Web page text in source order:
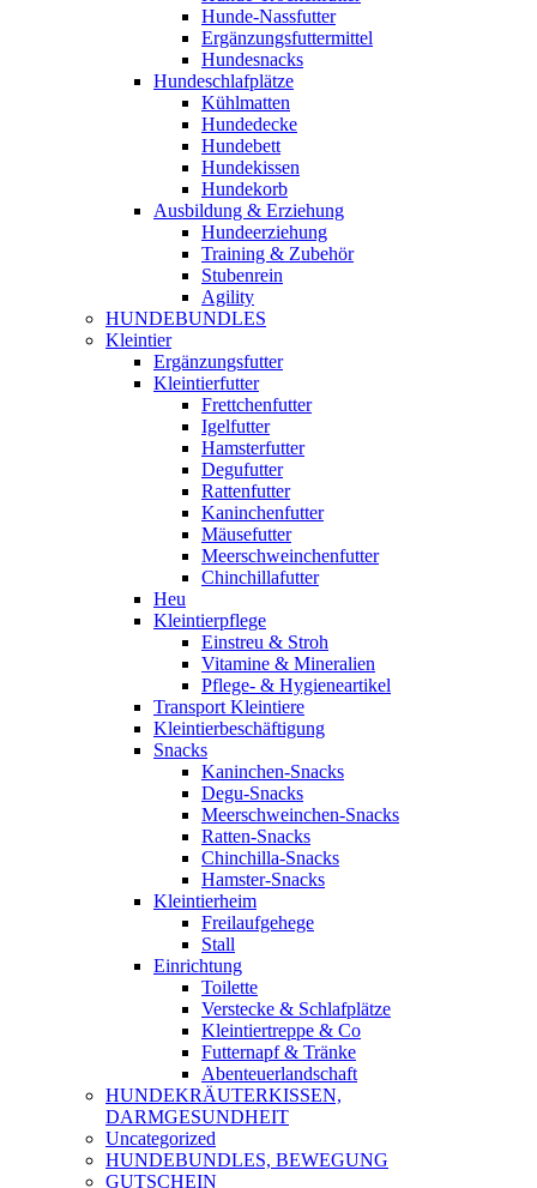
Hunde-Nassfutter
Ergänzungsfuttermittel
Hundesnacks
Hundeschlafplätze
Kühlmatten
Hundedecke
Hundebett
Hundekissen
Hundekorb
Ausbildung & Erziehung
Hundeerziehung
Training & Zubehör
Stubenrein
Agility
HUNDEBUNDLES
Kleintier
Ergänzungsfutter
Kleintierfutter
Frettchenfutter
Igelfutter
Hamsterfutter
Degufutter
Rattenfutter
Kaninchenfutter
Mäusefutter
Meerschweinchenfutter
Chinchillafutter
Heu
Kleintierpflege
Einstreu & Stroh
Vitamine & Mineralien
Pflege- & Hygieneartikel
Transport Kleintiere
Kleintierbeschäftigung
Snacks
Kaninchen-Snacks
Degu-Snacks
Meerschweinchen-Snacks
Ratten-Snacks
Chinchilla-Snacks
Hamster-Snacks
Kleintierheim
Freilaufgehege
Stall
Einrichtung
Toilette
Verstecke & Schlafplätze
Kleintiertreppe & Co
Futternapf & Tränke
Abenteuerlandschaft
HUNDEKRÄUTERKISSEN,
DARMGESUNDHEIT
Uncategorized
HUNDEBUNDLES, BEWEGUNG
GUTSCHEIN